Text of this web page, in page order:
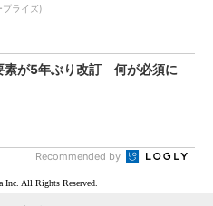
プライズ)
素が5年ぶり改訂 何が必須に
Recommended by
All Rights Reserved.